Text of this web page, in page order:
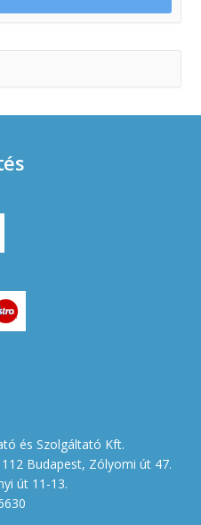
és Szolgáltató Kft.
Budapest, Zólyomi út 47.
út 11-13.